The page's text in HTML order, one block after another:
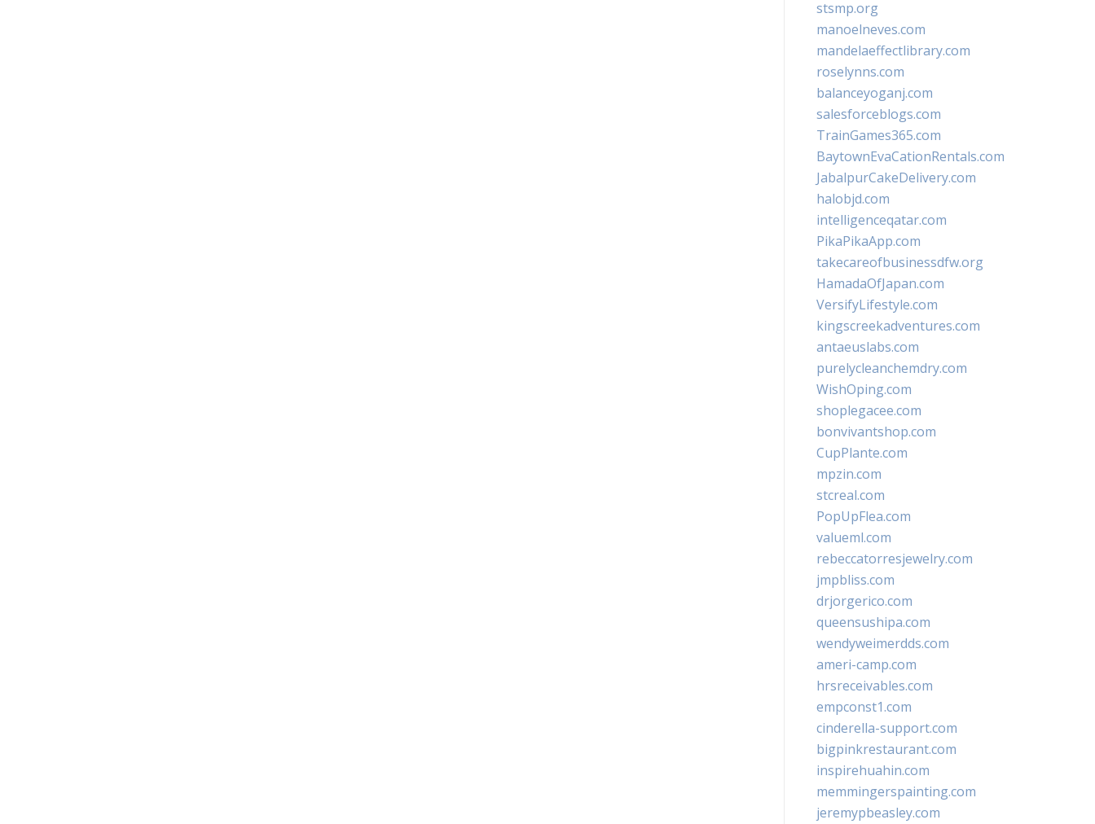
stsmp.org
manoelneves.com
mandelaeffectlibrary.com
roselynns.com
balanceyoganj.com
salesforceblogs.com
TrainGames365.com
BaytownEvaCationRentals.com
JabalpurCakeDelivery.com
halobjd.com
intelligenceqatar.com
PikaPikaApp.com
takecareofbusinessdfw.org
HamadaOfJapan.com
VersifyLifestyle.com
kingscreekadventures.com
antaeuslabs.com
purelycleanchemdry.com
WishOping.com
shoplegacee.com
bonvivantshop.com
CupPlante.com
mpzin.com
stcreal.com
PopUpFlea.com
valueml.com
rebeccatorresjewelry.com
jmpbliss.com
drjorgerico.com
queensushipa.com
wendyweimerdds.com
ameri-camp.com
hrsreceivables.com
empconst1.com
cinderella-support.com
bigpinkrestaurant.com
inspirehuahin.com
memmingerspainting.com
jeremypbeasley.com